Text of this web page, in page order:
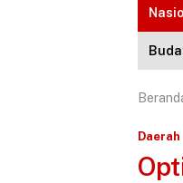
Daerah